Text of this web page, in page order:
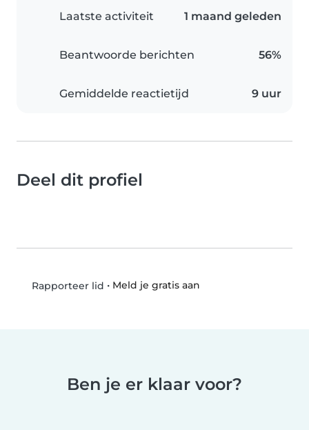
Laatste activiteit 1 maand geleden
Beantwoorde berichten 56%
Gemiddelde reactietijd 9 uur
Deel dit profiel
Rapporteer lid • Meld je gratis aan
Ben je er klaar voor?